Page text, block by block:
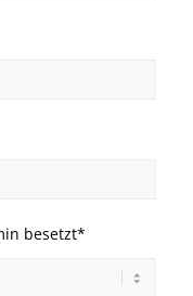
besetzt*